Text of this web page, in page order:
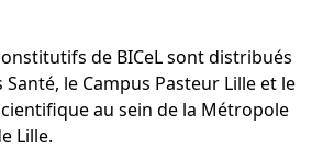
de BICeL sont distribués
le Campus Pasteur Lille et le
au sein de la Métropole
Lille.